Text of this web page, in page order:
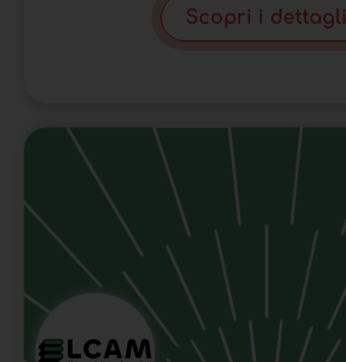
Scopri i dettagli